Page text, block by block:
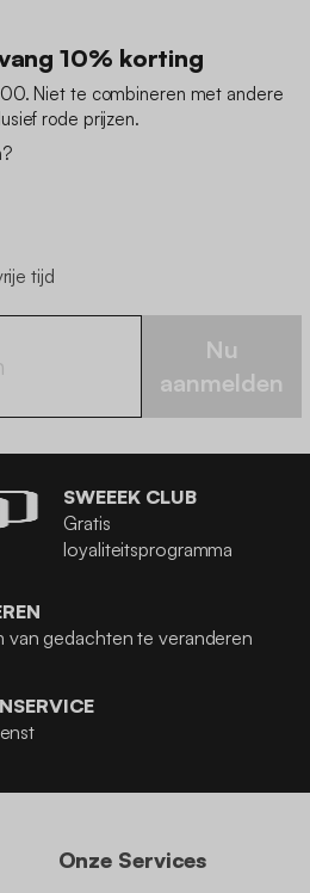
10% korting
Niet te combineren met andere
rode prijzen.
tijd
Nu
aanmelden
SWEEEK CLUB
Gratis
loyaliteitsprogramma
van gedachten te veranderen
Onze Services